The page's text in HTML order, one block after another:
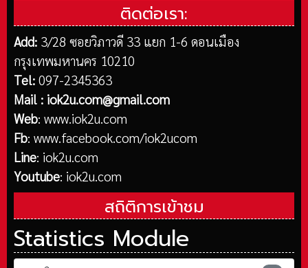
ติดต่อเรา:
Add: 3/28 ซอยวิภาวดี 33 แยก 1-6 ดอนเมือง
กรุงเทพมหานคร 10210
Tel: 097-2345363
Mail : iok2u.com@gmail.com
Web: www.iok2u.com
Fb: www.facebook.com/iok2ucom
Line: iok2u.com
Youtube: iok2u.com
สถิติการเข้าชม
Statistics Module